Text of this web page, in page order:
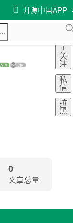
开源中国APP
+
关
注
私
信
拉
黑
0
文章总量